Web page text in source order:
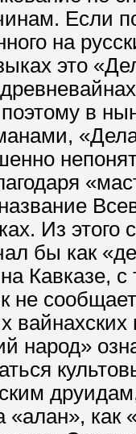
Если
на
это
в
Из
бы как
Кавказе,
не
народ»
«алан»,